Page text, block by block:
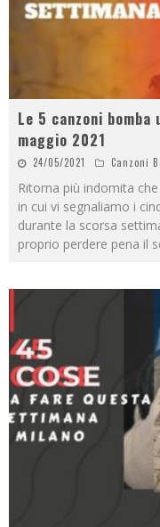
Le 5 canzoni
maggio 2021
24/05/2021 Canzoni
Ritorna più indomita
in cui vi segnaliamo i
durante la scorsa
proprio perdere pena il